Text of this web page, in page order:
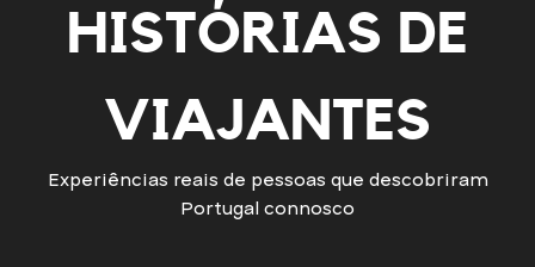
HISTÓRIAS DE
VIAJANTES
Experiências reais de pessoas que descobriram
Portugal connosco